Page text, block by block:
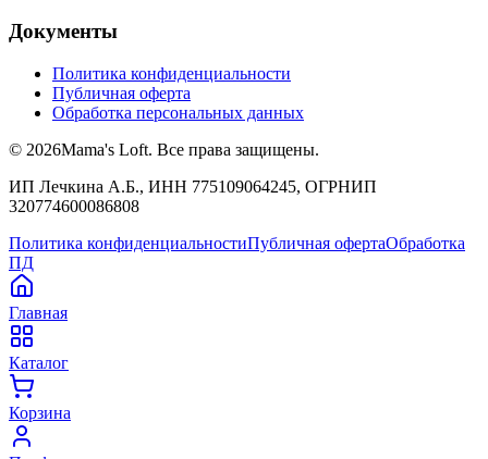
Документы
Политика конфиденциальности
Публичная оферта
Обработка персональных данных
© 2026Mama's Loft. Все права защищены.
ИП Лечкина А.Б., ИНН 775109064245, ОГРНИП
320774600086808
Политика конфиденциальностиПубличная офертаОбработка
ПД
Главная
Каталог
Корзина